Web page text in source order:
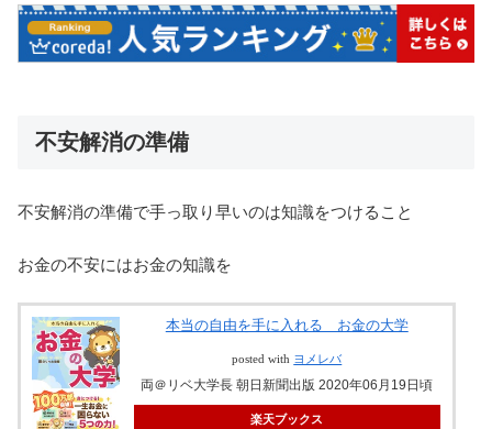
不安解消の準備
不安解消の準備で手っ取り早いのは知識をつけること
お金の不安にはお金の知識を
本当の自由を手に入れる お金の大学
posted with ヨメレバ
両＠リベ大学長 朝日新聞出版 2020年06月19日頃
楽天ブックス